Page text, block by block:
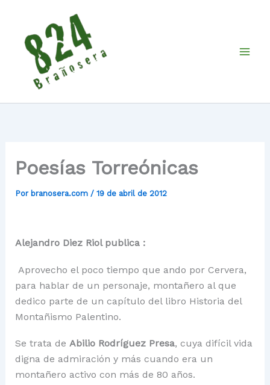
contenido
Poesías Torreónicas
Por branosera.com / 19 de abril de 2012
Alejandro Diez Riol publica :
Aprovecho el poco tiempo que ando por Cervera,
para hablar de un personaje, montañero al que
dedico parte de un capítulo del libro Historia del
Montañismo Palentino.
Se trata de Abilio Rodríguez Presa, cuya difícil vida
digna de admiración y más cuando era un
montañero activo con más de 80 años.